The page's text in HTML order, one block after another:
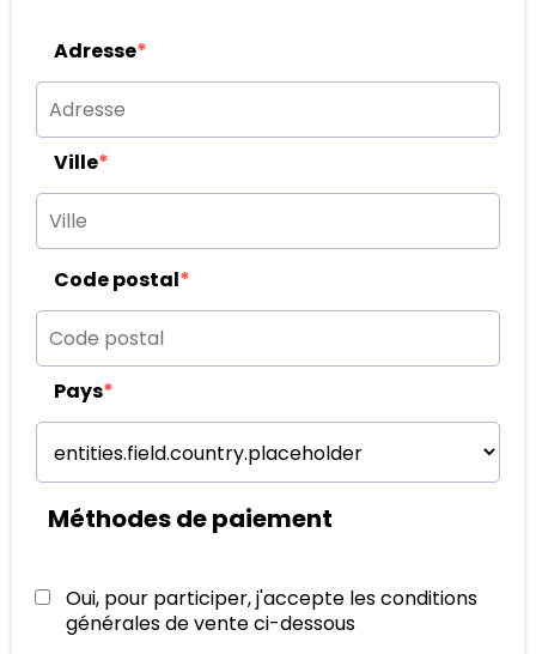
Adresse*
Ville*
Code postal*
Pays*
Méthodes de paiement
Oui, pour participer, j'accepte les conditions
générales de vente ci-dessous